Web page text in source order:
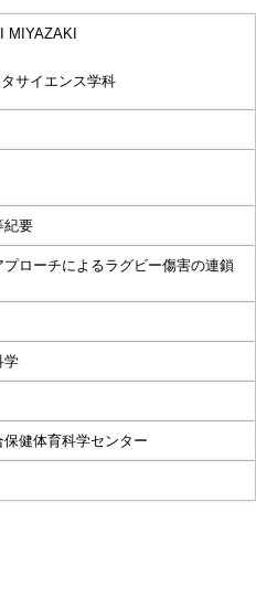
MIYAZAKI
サイエンス学科
紀要
プローチによるラグビー傷害の連鎖
学
健体育科学センター